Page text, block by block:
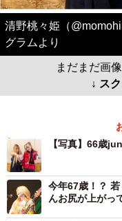
清野桃々姫（
グラムより
まだまだ画
↓ ス
【写真】66歳
今年67歳！？
んお尻が上がっ